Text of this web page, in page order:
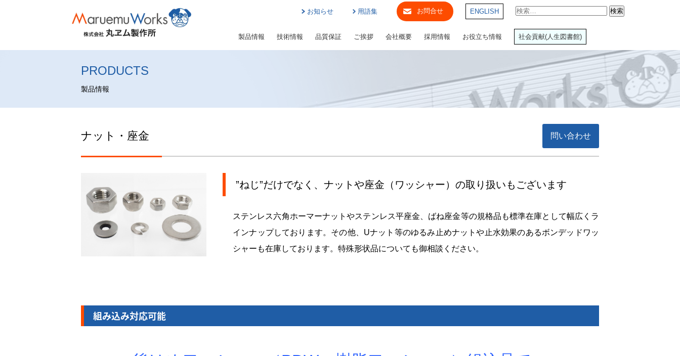
お知らせ 用語集 お問合せ ENGLISH
検
索:
製品情報 技術情報 品質保証 ご挨拶 会社概要 採用情報 お役立ち情報 社会貢献(人生図書館)
PRODUCTS
製品情報
ナット・座金 問い合わせ
”ねじ”だけでなく、ナットや座金（ワッシャー）の取り扱いもございます
ステンレス六角ホーマーナットやステンレス平座金、ばね座金等の規格品も標準在庫として幅広くラ
インナップしております。その他、Uナット等のゆるみ止めナットや止水効果のあるボンデッドワッ
シャーも在庫しております。特殊形状品についても御相談ください。
組み込み対応可能